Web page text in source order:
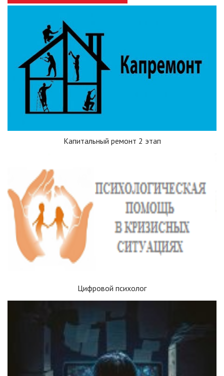
Капитальный ремонт 2 этап
Цифровой психолог